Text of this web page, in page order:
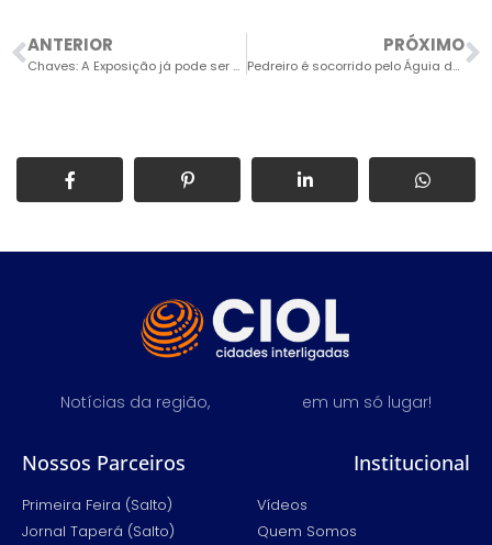
ANTERIOR
Chaves: A Exposição já pode ser visitada em Sorocaba
PRÓXIMO
Pedreiro é socorrido pelo Águia da PM após ser soterrado em Itu
Notícias da região, em um só lugar!
Nossos Parceiros
Primeira Feira (Salto)
Jornal Taperá (Salto)
Institucional
Vídeos
Quem Somos